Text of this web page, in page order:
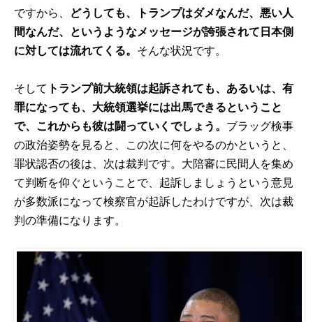
ですから、
どうしても、トランプはダメなんだ、悪い人
間なんだ、というようなメッセージが誇張されて日本側
に対しては流れてくる。 そんな状況です。
そして トランプ前大統領は起訴されても、あるいは、有
罪になっても、大統領選挙には出馬できるということ
で、これからも彼は闘っていくでしょう。 ブラッグ検事
の政治姿勢を見ると、この次に何をやるのかというと、
罪状認否の後は、次は裁判です。大陪審に民間人を集め
て判断を仰ぐということで、起訴しましょうという意見
が多数派になって検察官が起訴したわけですが、次は裁
判の準備になります。